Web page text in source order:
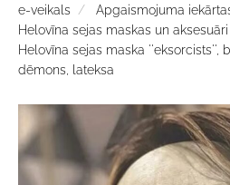
e-veikals
Apgaismojuma
Helovīna sejas maskas un aksesuāri
Helovīna sejas maska ''eksorcists'',
dēmons, lateksa